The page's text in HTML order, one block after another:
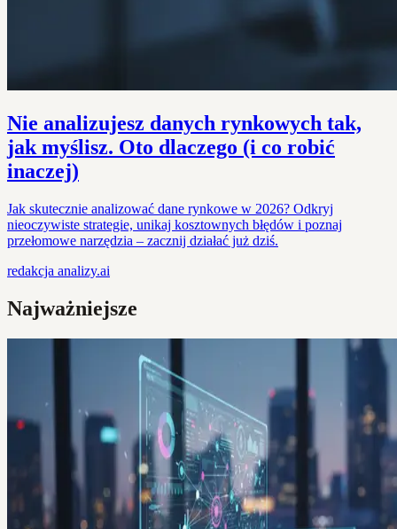
Nie analizujesz danych rynkowych tak,
jak myślisz. Oto dlaczego (i co robić
inaczej)
Jak skutecznie analizować dane rynkowe w 2026? Odkryj
nieoczywiste strategie, unikaj kosztownych błędów i poznaj
przełomowe narzędzia – zacznij działać już dziś.
redakcja analizy.ai
Najważniejsze